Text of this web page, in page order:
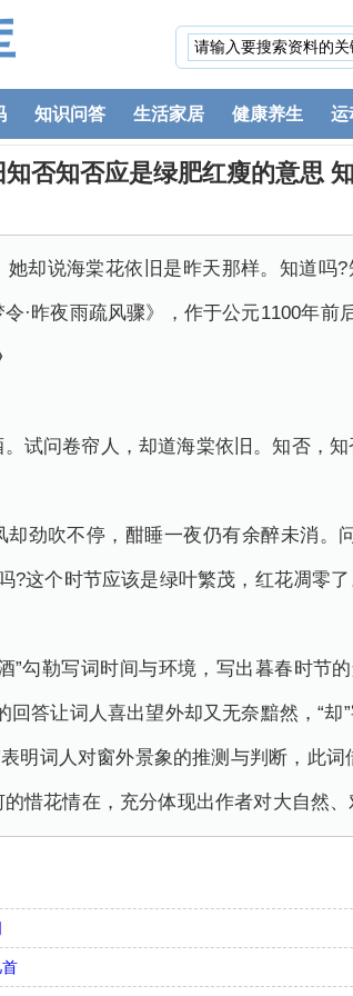
知识问答 生活家居 健康养生 运
否知否应是绿肥红瘦的意思
却说海棠花依旧是昨天那样。知道吗
·昨夜雨疏风骤》，作于公元1100年前后
试问卷帘人，却道海棠依旧。知否，知
却劲吹不停，酣睡一夜仍有余醉未消
?这个时节应该是绿叶繁茂，红花凋零了
”勾勒写词时间与环境，写出暮春时节
答让词人喜出望外却又无奈黯然，“却
明词人对窗外景象的推测与判断，此
惜花情在，充分体现出作者对大自然